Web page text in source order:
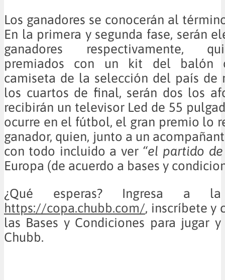
Los ganadores se conocerán al
En la primera y segunda fase, serán
ganadores respectivamente,
premiados con un kit del balón
camiseta de la selección del país de
los cuartos de final, serán dos los
recibirán un televisor Led de 55
ocurre en el fútbol, el gran premio lo
ganador, quien, junto a un
con todo incluido a ver“el partido de
Europa (de acuerdo a bases y
¿Qué esperas? Ingresa a la
https://copa.chubb.com/, inscríbete y
las Bases y Condiciones para jugar
Chubb.